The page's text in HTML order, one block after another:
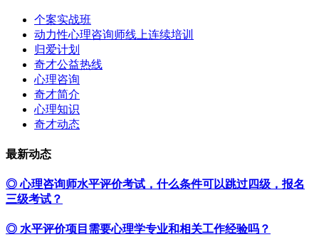
个案实战班
动力性心理咨询师线上连续培训
归爱计划
奇才公益热线
心理咨询
奇才简介
心理知识
奇才动态
最新动态
◎ 心理咨询师水平评价考试，什么条件可以跳过四级，报名
三级考试？
◎ 水平评价项目需要心理学专业和相关工作经验吗？